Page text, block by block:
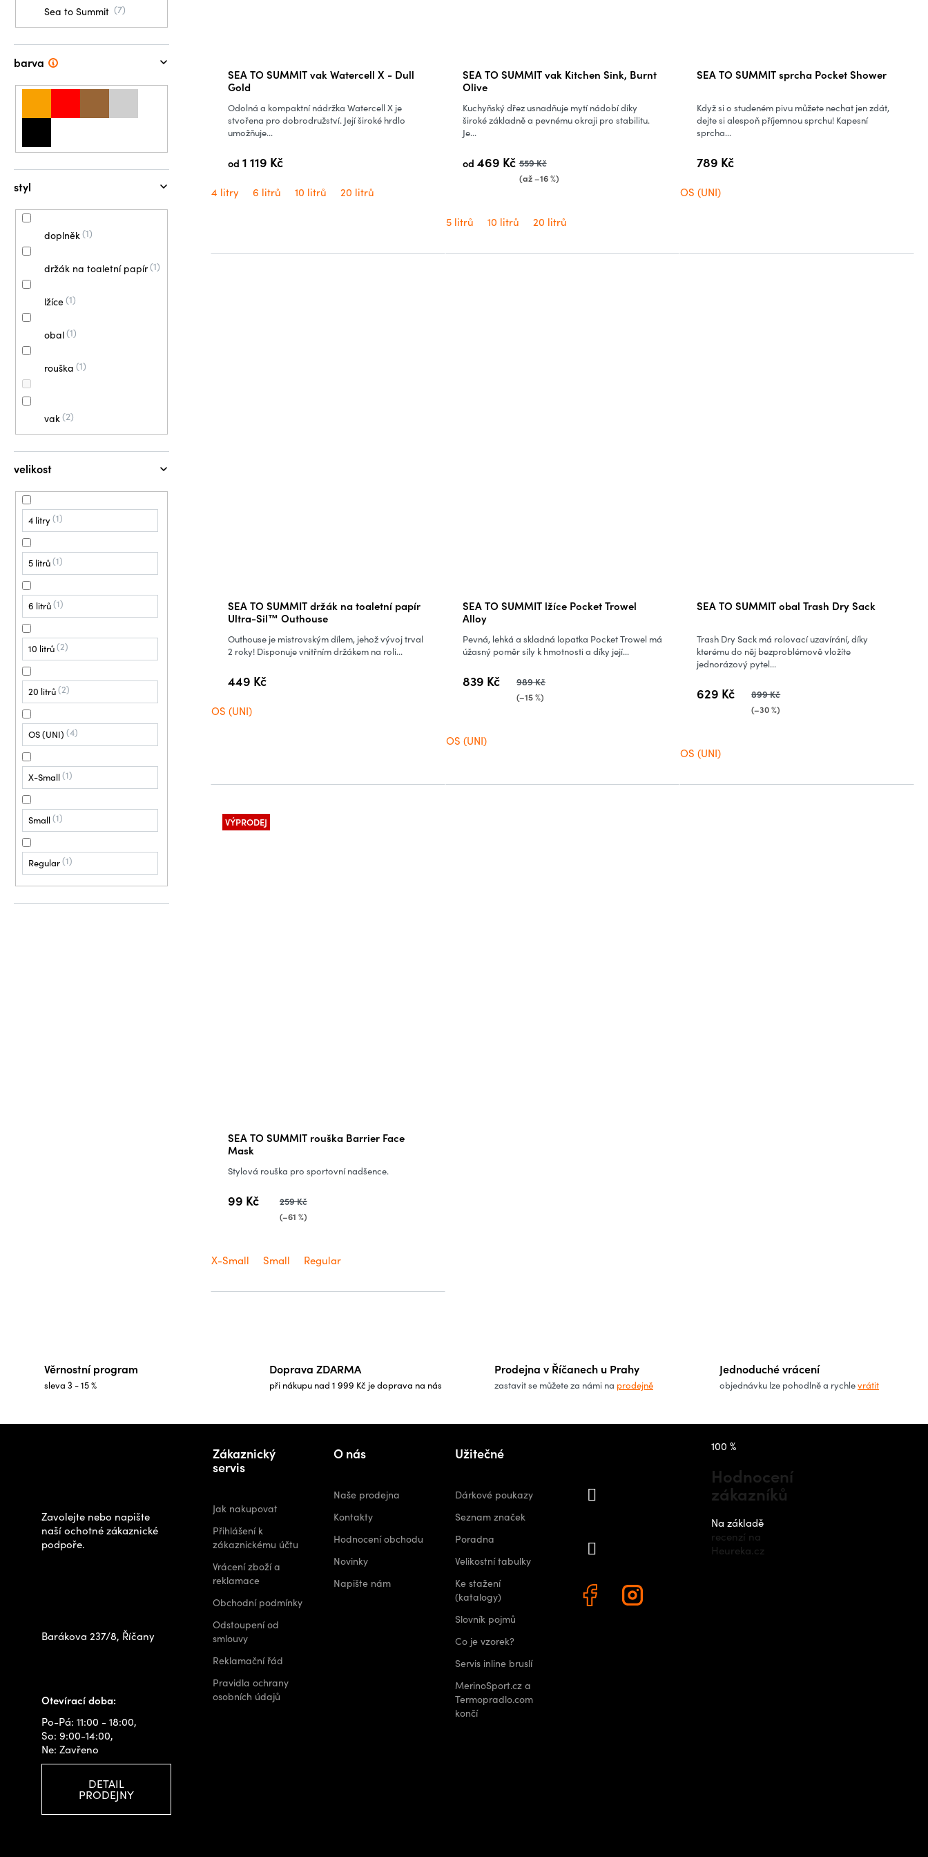
Sea to Summit 7
barva
styl
doplněk 1
držák na toaletní papír 1
lžíce 1
obal 1
rouška 1
vak 2
velikost
4 litry 1
5 litrů 1
6 litrů 1
10 litrů 2
20 litrů 2
OS (UNI) 4
X-Small 1
Small 1
Regular 1
SEA TO SUMMIT vak Watercell X - Dull
Gold
od 1 119 Kč
Odolná a kompaktní nádržka Watercell X je
stvořena pro dobrodružství. Její široké hrdlo
umožňuje...
4 litry 6 litrů 10 litrů 20 litrů
SEA TO SUMMIT vak Kitchen Sink, Burnt
Olive
od 469 Kč 559 Kč
(až –16 %)
Kuchyňský dřez usnadňuje mytí nádobí díky
široké základně a pevnému okraji pro stabilitu.
Je...
5 litrů 10 litrů 20 litrů
SEA TO SUMMIT sprcha Pocket Shower
789 Kč
Když si o studeném pivu můžete nechat jen zdát,
dejte si alespoň příjemnou sprchu! Kapesní
sprcha...
OS (UNI)
SEA TO SUMMIT držák na toaletní papír
Ultra-Sil™ Outhouse
449 Kč
Outhouse je mistrovským dílem, jehož vývoj trval
2 roky! Disponuje vnitřním držákem na roli...
OS (UNI)
SEA TO SUMMIT lžíce Pocket Trowel
Alloy
839 Kč 989 Kč
(–15 %)
Pevná, lehká a skladná lopatka Pocket Trowel má
úžasný poměr síly k hmotnosti a díky její...
OS (UNI)
SEA TO SUMMIT obal Trash Dry Sack
629 Kč 899 Kč
(–30 %)
Trash Dry Sack má rolovací uzavírání, díky
kterému do něj bezproblémově vložíte
jednorázový pytel...
OS (UNI)
VÝPRODEJ
SEA TO SUMMIT rouška Barrier Face
Mask
99 Kč 259 Kč
(–61 %)
Stylová rouška pro sportovní nadšence.
X-Small Small Regular
á
d
c
Věrnostní program
sleva 3 - 15 %
Doprava ZDARMA
při nákupu nad 1 999 Kč je doprava na nás
Prodejna v Říčanech u Prahy
zastavit se můžete za námi na prodejně
Jednoduché vrácení
objednávku lze pohodlně a rychlevrátit
Z
Zavolejte nebo napište
naší ochotné zákaznické
podpoře.
Barákova 237/8, Říčany
Otevírací doba:
Po-Pá: 11:00 - 18:00,
So: 9:00-14:00,
Ne: Zavřeno
DETAIL
PRODEJNY
Zákaznický
servis
Jak nakupovat
Přihlášení k
zákaznickému účtu
Vrácení zboží a
reklamace
Obchodní podmínky
Odstoupení od
smlouvy
Reklamační řád
Pravidla ochrany
osobních údajů
O nás
Naše prodejna
Kontakty
Hodnocení obchodu
Novinky
Napište nám
Užitečné
Dárkové poukazy
Seznam značek
Poradna
Velikostní tabulky
Ke stažení
(katalogy)
Slovník pojmů
Co je vzorek?
Servis inline bruslí
MerinoSport.cz a
Termopradlo.com
končí
100 %
Hodnocení
zákazníků
Na základě
recenzí na
Heureka.cz